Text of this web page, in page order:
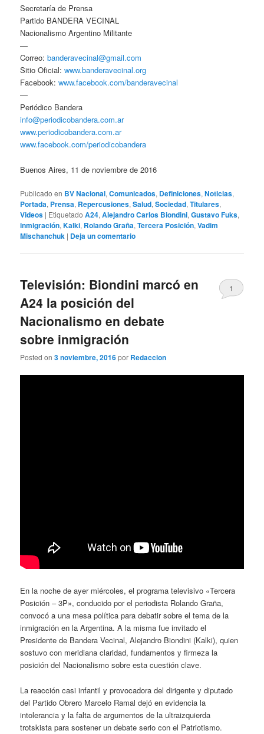
Secretaría de Prensa
Partido BANDERA VECINAL
Nacionalismo Argentino Militante
—
Correo:banderavecinal@gmail.com
Sitio Oficial:www.banderavecinal.org
Facebook:www.facebook.com/banderavecinal
—
Periódico Bandera
info@periodicobandera.com.ar
www.periodicobandera.com.ar
www.facebook.com/periodicobandera
Buenos Aires, 11 de noviembre de 2016
Publicado en BV Nacional,Comunicados, Definiciones,Noticias,
Portada, Prensa, Repercusiones,Salud,Sociedad,Titulares,
Videos | Etiquetado A24,Alejandro Carlos Biondini,Gustavo Fuks,
inmigración,Kalki, Rolando Graña,Tercera Posición,Vadim
Mischanchuk | Deja un comentario
Televisión: Biondini marcó en
A24 la posición del
Nacionalismo en debate
sobre inmigración
Posted on3 noviembre, 2016por Redaccion
1
En la noche de ayer miércoles, el programa televisivo «Tercera
Posición – 3P», conducido por el periodista Rolando Graña,
convocó a una mesa política para debatir sobre el tema de la
inmigración en la Argentina. A la misma fue invitado el
Presidente de Bandera Vecinal, Alejandro Biondini (Kalki), quien
sostuvo con meridiana claridad, fundamentos y firmeza la
posición del Nacionalismo sobre esta cuestión clave.
La reacción casi infantil y provocadora del dirigente y diputado
del Partido Obrero Marcelo Ramal dejó en evidencia la
intolerancia y la falta de argumentos de la ultraizquierda
trotskista para sostener un debate serio con el Patriotismo.